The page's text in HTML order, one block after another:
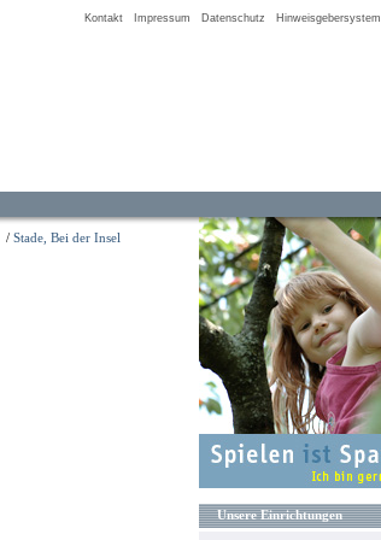
Kontakt Impressum Datenschutz Hinweisgebersystem
/ Stade, Bei der Insel
Unsere Einrichtungen